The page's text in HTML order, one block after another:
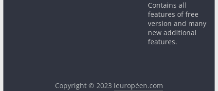
Contains all
features of free
version and many
new additional
features.
Copyright © 2023 leuropéen.com